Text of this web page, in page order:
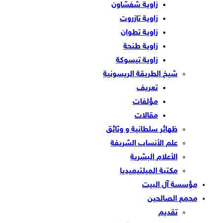
زاوية شفشاون
زاوية تازروت
زاوية تطوان
زاوية طنجة
زاوية تيسوكة
شيخ الطريقة الريسونية
تعريف
مؤلفات
مقالات
ظهائر سلطانية و وثائق
علم الأنساب الشريفة
الأعلام البشرية
مكتبة الميلتيميديا
مؤسسة آل البيت
مجمع الصالحين
تقديم